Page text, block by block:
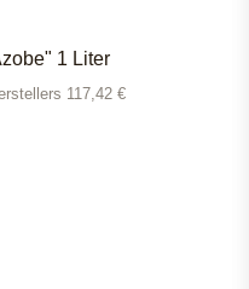
1 Liter
117,42 €